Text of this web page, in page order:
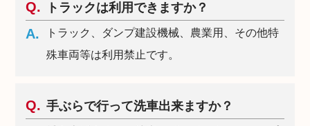
トラックは利用できますか？
トラック、ダンプ建設機械、農業用、その他特
殊車両等は利用禁止です。
手ぶらで行って洗車出来ますか？